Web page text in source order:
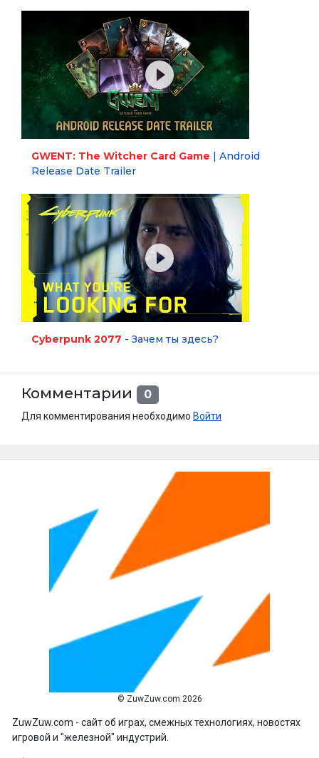
GWENT: The Witcher Card Game | Android
Release Date Trailer
Cyberpunk 2077 - Зачем ты здесь?
Комментарии 0
Для комментирования необходимо Войти
© ZuwZuw.com 2026
ZuwZuw.com - сайт об играх, смежных технологиях, новостях
игровой и "железной" индустрий.